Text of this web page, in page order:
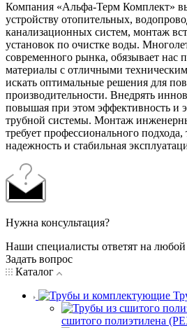
Компания «Альфа-Терм Комплект»
устройству отопительных,
канализационных систем, монтаж
установок по очистке воды.
современного рынка, обязывает нас
материалы с отличными
искать оптимальные решения для
производительности. Внедрять
повышая при этом эффективность и
трубной системы. Монтаж
требует профессионального подхода,
надежность и стабильная
Нужна консультация?
Наши специалисты ответят на
Задать вопрос
Каталог
сшитого полиэтилена